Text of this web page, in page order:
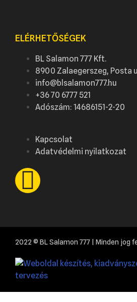
ELÉRHETŐSÉGEK
BL Salamon 777 Kft.
8900 Zalaegerszeg, Posta
info@blsalamon777.hu
+36 70 6777 521
Adószám: 14686151-2-20
Kapcsolat
Adatvédelmi nyilatkozat
2022 © BL Salamon 777 | Minden jog